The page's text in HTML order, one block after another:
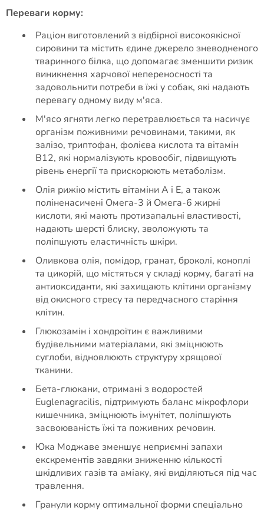
Переваги корму:
Раціон виготовлений з відбірної високоякісної
сировини та містить єдине джерело зневодненого
тваринного білка, що допомагає зменшити ризик
виникнення харчової непереносності та
задовольнити потреби в їжі у собак, які надають
перевагу одному виду м'яса.
М'ясо ягняти легко перетравлюється та насичує
організм поживними речовинами, такими, як
залізо, триптофан, фолієва кислота та вітамін
В12, які нормалізують кровообіг, підвищують
рівень енергії та прискорюють метаболізм.
Олія рижію містить вітаміни А і Е, а також
поліненасичені Омега-3 й Омега-6 жирні
кислоти, які мають протизапальні властивості,
надають шерсті блиску, зволожують та
поліпшують еластичність шкіри.
Оливкова олія, помідор, гранат, броколі, коноплі
та цикорій, що містяться у складі корму, багаті на
антиоксиданти, які захищають клітини організму
від окисного стресу та передчасного старіння
клітин.
Глюкозамін і хондроїтин є важливими
будівельними матеріалами, які зміцнюють
суглоби, відновлюють структуру хрящової
тканини.
Бета-глюкани, отримані з водоростей
Euglenagracilis, підтримують баланс мікрофлори
кишечника, зміцнюють імунітет, поліпшують
засвоюваність їжі та поживних речовин.
Юка Моджаве зменшує неприємні запахи
екскрементів завдяки зниженню кількості
шкідливих газів та аміаку, які виділяються під час
травлення.
Гранули корму оптимальної форми спеціально